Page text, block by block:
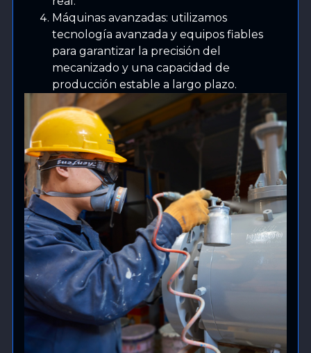
Máquinas avanzadas: utilizamos
tecnología avanzada y equipos fiables
para garantizar la precisión del
mecanizado y una capacidad de
producción estable a largo plazo.